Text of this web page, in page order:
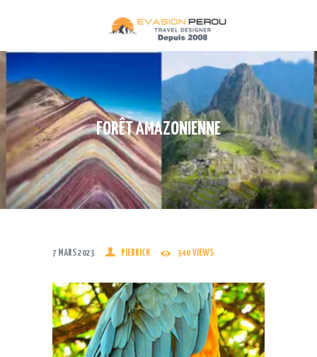
FORÊT AMAZONIENNE
DESTINATIONS
TREKS
TRAINS
CROISIÈRES
QUI SOMMES NOUS
INFOS PRATIQUES
7 MARS 2023 PIERRICK 340 VIEWS